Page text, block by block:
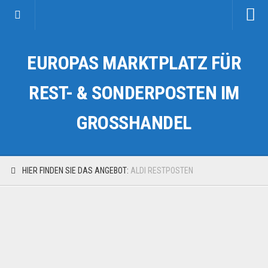
Kategorien
Auto & Motorrad
Fahrzeuge & Transport
EUROPAS MARKTPLATZ FÜR
REST- & SONDERPOSTEN IM
GROSSHANDEL
HIER FINDEN SIE DAS ANGEBOT: ALDI RESTPOSTEN